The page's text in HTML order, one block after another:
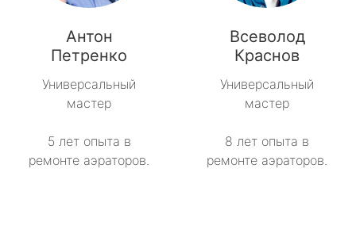
Антон
Петренко
Универсальный
мастер
5 лет опыта в
ремонте аэраторов.
Всеволод
Краснов
Универсальный
мастер
8 лет опыта в
ремонте аэраторов.